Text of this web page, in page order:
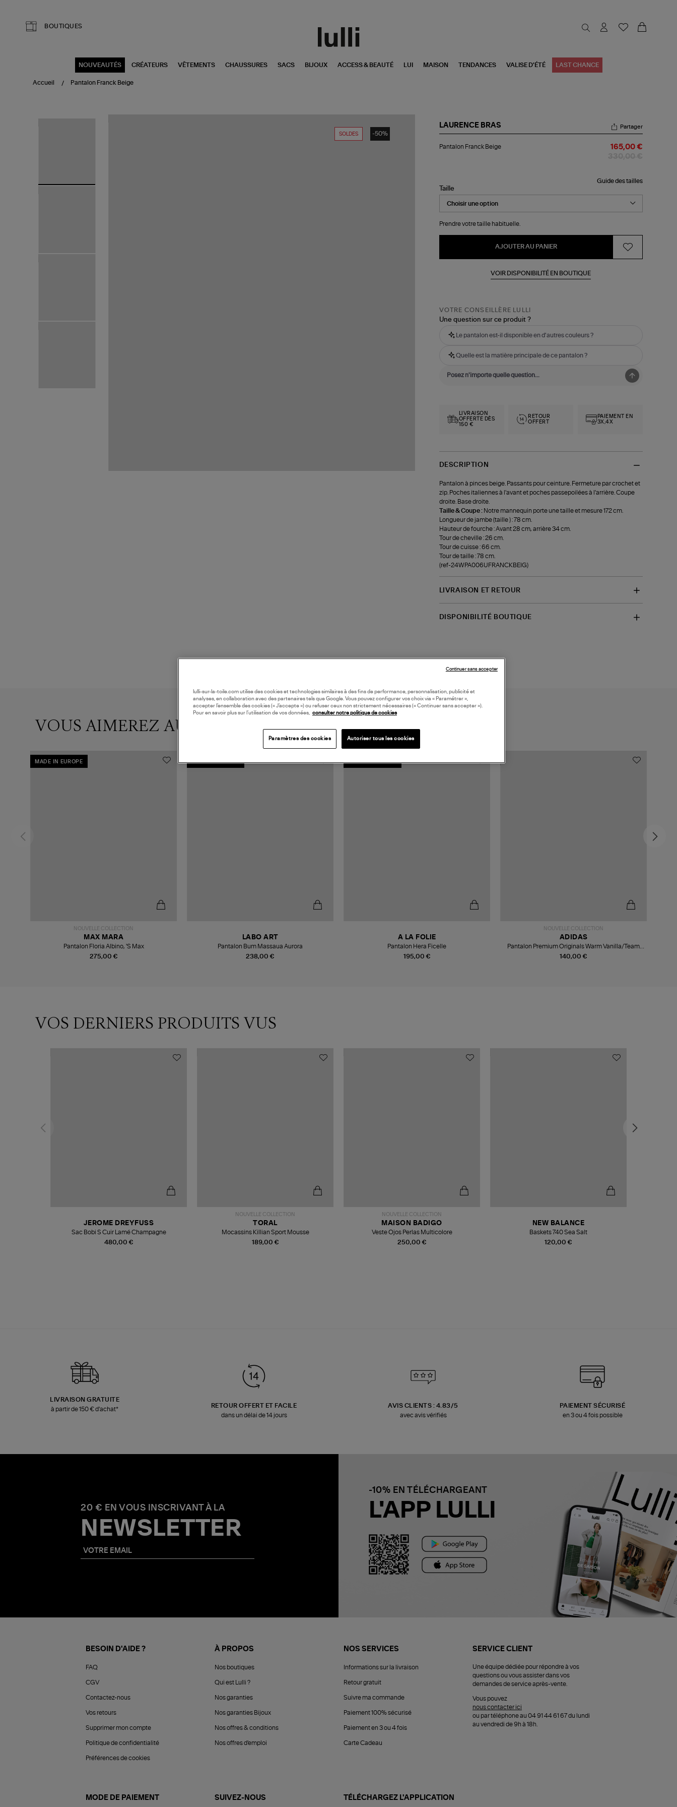
BOUTIQUES
NOUVEAUTÉS CRÉATEURS VÊTEMENTS CHAUSSURES SACS BIJOUX ACCESS & BEAUTÉ LUI MAISON TENDANCES VALISE D'ÉTÉ LAST CHANCE
Accueil Pantalon Franck Beige
SOLDES -50%
LAURENCE BRAS
Franck
Partager
Pantalon Franck Beige 165,00 €
Guide des tailles
Taille
Prendre votre taille habituelle.
AJOUTER AU PANIER
VOIR DISPONIBILITÉ EN BOUTIQUE
VOTRE CONSEILLÈRE LULLI
Une question sur ce produit ?
Le pantalon est-il disponible en d'autres couleurs ?
Quelle est la matière principale de ce pantalon ?
LIVRAISON
OFFERTE DÈS
150 €
RETOUR
OFFERT
PAIEMENT EN
3X,4X
DESCRIPTION
Pantalon à pinces beige. Passants pour ceinture. Fermeture par crochet et
zip. Poches italiennes à l'avant et poches passepoilées à l'arrière. Coupe
droite. Base droite.
Taille & Coupe : Notre mannequin porte une taille et mesure 172 cm.
Longueur de jambe (taille ) : 78 cm.
Hauteur de fourche : Avant 28 cm, arrière 34 cm.
Tour de cheville : 26 cm.
Tour de cuisse : 66 cm.
Tour de taille : 78 cm.
(ref-24WPA006UFRANCKBEIG)
LIVRAISON ET RETOUR
DISPONIBILITÉ BOUTIQUE
VOUS AIMEREZ AUSSI
MADE IN EUROPE
NOUVELLE COLLECTION
275,00 €
MAX MARA
Pantalon Floria Albino, 'S Max
MADE IN EUROPE
238,00 €
LABO ART
Pantalon Bum Massaua Aurora
MADE IN FRANCE
195,00 €
A LA FOLIE
Pantalon Hera Ficelle
NOUVELLE COLLECTION
140,00 €
ADIDAS
Pantalon Premium Originals Warm Vanilla/Team
Victory Red
VOS DERNIERS PRODUITS VUS
480,00 €
JEROME DREYFUSS
Sac Bobi S Cuir Lamé Champagne
NOUVELLE COLLECTION
189,00 €
TORAL
Mocassins Killian Sport Mousse
NOUVELLE COLLECTION
250,00 €
MAISON BADIGO
Veste Ojos Perlas Multicolore
120,00 €
NEW BALANCE
Baskets 740 Sea Salt
LIVRAISON GRATUITE
à partir de 150 € d'achat*
RETOUR OFFERT ET FACILE
dans un délai de 14 jours
AVIS CLIENTS : 4.83/5
avec avis vérifiés
PAIEMENT SÉCURISÉ
en 3 ou 4 fois possible
20 € EN VOUS INSCRIVANT À LA
NEWSLETTER
-10% EN TÉLÉCHARGEANT
L'APP LULLI
BESOIN D'AIDE ?
FAQ
CGV
Contactez-nous
Vos retours
Supprimer mon compte
Politique de confidentialité
Préférences de cookies
À PROPOS
Nos boutiques
Qui est Lulli ?
Nos garanties
Nos garanties Bijoux
Nos offres & conditions
Nos offres d'emploi
NOS SERVICES
Informations sur la livraison
Retour gratuit
Suivre ma commande
Paiement 100% sécurisé
Paiement en 3 ou 4 fois
Carte Cadeau
SERVICE CLIENT
Une équipe dédiée pour répondre à vos
questions ou vous assister dans vos
demandes de service après-vente.
Vous pouvez
nous contacter ici
ou par téléphone au 04 91 44 61 67 du lundi
au vendredi de 9h à 18h.
MODE DE PAIEMENT SUIVEZ-NOUS TÉLÉCHARGEZ L'APPLICATION
lulli-sur-la-toile.com utilise des cookies et technologies similaires à des fins de performance, personnalisation, publicité et
analyses, en collaboration avec des partenaires tels que Google. Vous pouvez configurer vos choix via « Paramétrer »,
accepter l’ensemble des cookies (« J’accepte ») ou refuser ceux non strictement nécessaires (« Continuer sans accepter »).
Pour en savoir plus sur l’utilisation de vos données, consulter notre politique de cookies
Paramètres des cookies Autoriser tous les cookies
Continuer sans accepter